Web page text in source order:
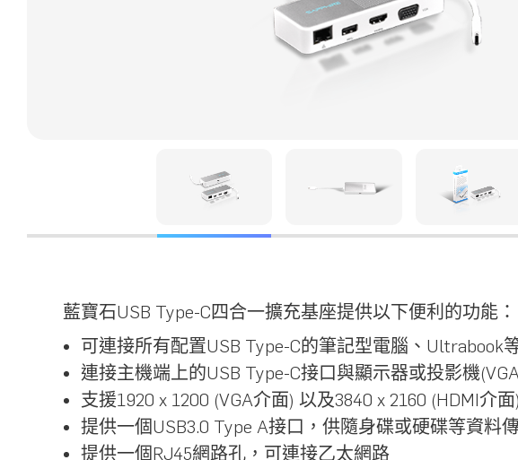
藍寶石USB Type-C四合一擴充基座提供以下便利的功能：
可連接所有配置USB Type-C的筆記型電腦、Ultrabook
連接主機端上的USB Type-C接口與顯示器或投影機
支援1920 x 1200 (VGA介面) 以及3840 x 2160 (HDMI介
提供一個USB3.0 Type A接口，供隨身碟或硬碟等資料
提供一個RJ45網路孔，可連接乙太網路